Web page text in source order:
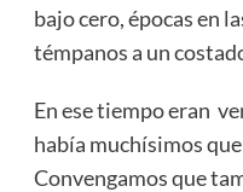
bajo cero, épocas en
témpanos a un
En ese tiempo eran
había muchísimos
Convengamos que